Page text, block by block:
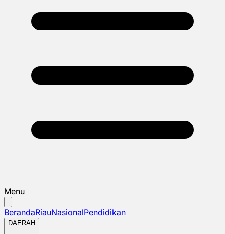
Menu
BerandaRiauNasionalPendidikan
DAERAH